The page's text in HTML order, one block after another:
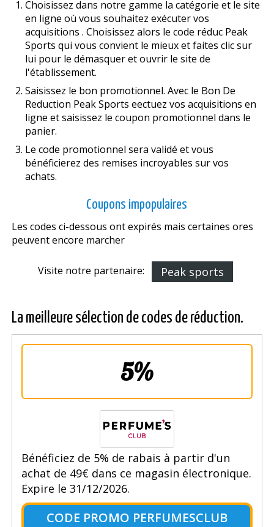
Choisissez dans notre gamme la catégorie et le site
en ligne où vous souhaitez exécuter vos
acquisitions . Choisissez alors le code réduc Peak
Sports qui vous convient le mieux et faites clic sur
lui pour le démasquer et ouvrir le site de
l'établissement.
Saisissez le bon promotionnel. Avec le Bon De
Reduction Peak Sports effectuez vos acquisitions en
ligne et saisissez le coupon promotionnel dans le
panier.
Le code promotionnel sera validé et vous
bénéficierez des remises incroyables sur vos
achats.
Coupons impopulaires
Les codes ci-dessous ont expirés mais certaines offres
peuvent encore marcher
Visite notre partenaire: Peak sports
La meilleure sélection de codes de réduction.
5%
Bénéficiez de 5% de rabais à partir d'un
achat de 49€ dans ce magasin électronique.
Expire le 31/12/2026.
CODE PROMO PERFUMESCLUB